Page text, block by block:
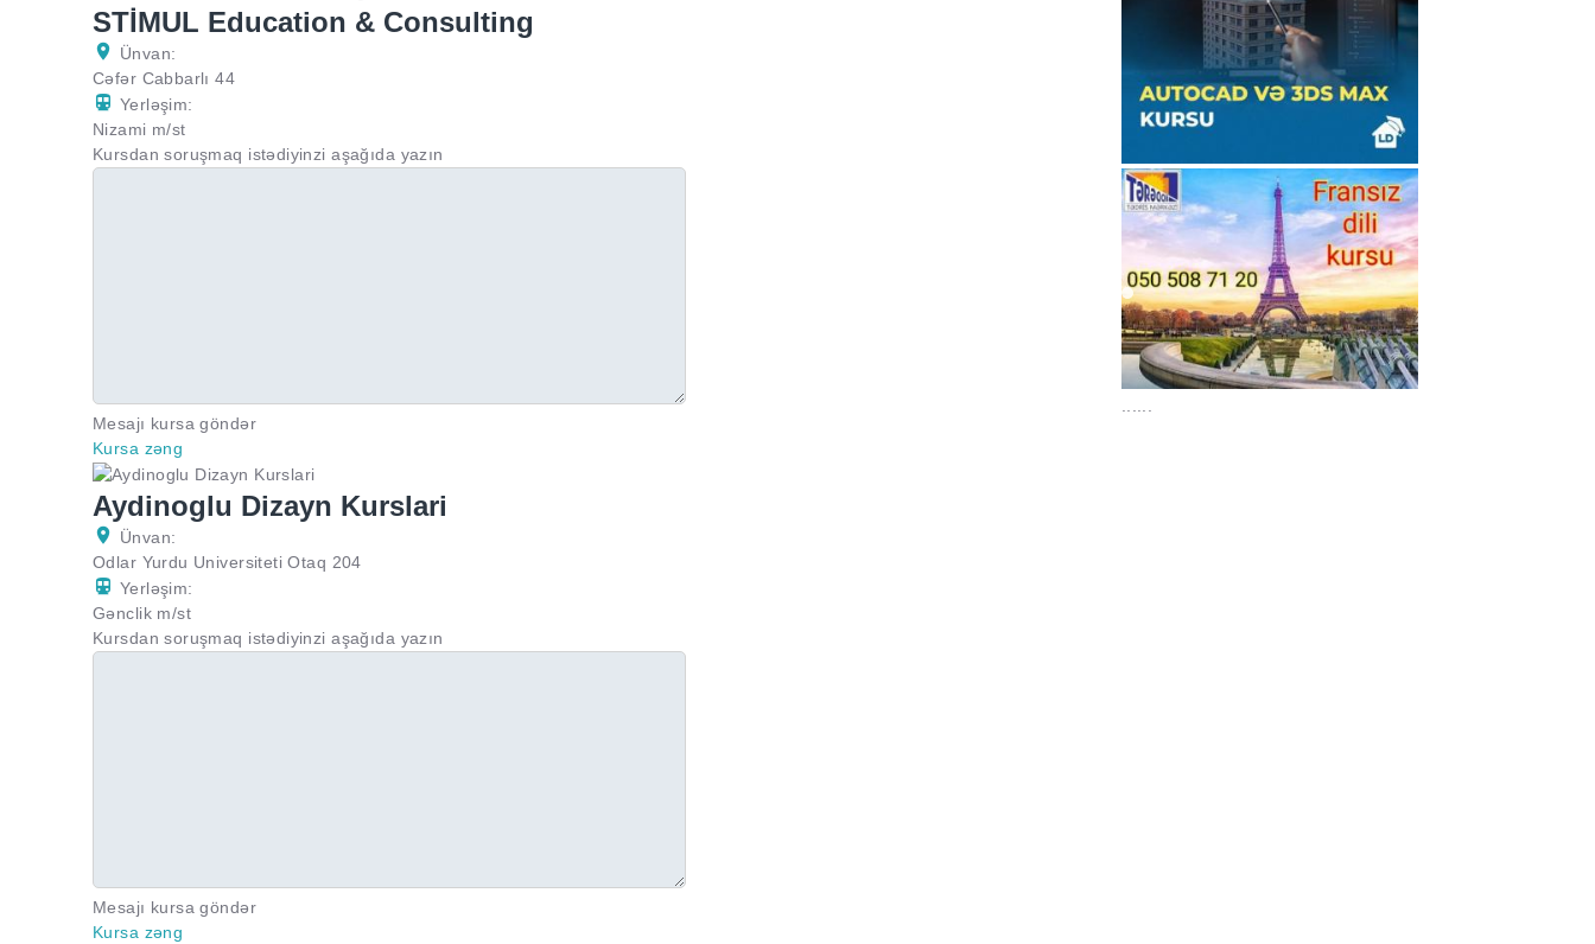
STİMUL Education & Consulting
Ünvan:
Cəfər Cabbarlı 44
Yerləşim:
Nizami m/st
Kursdan soruşmaq istədiyinzi aşağıda yazın
Mesajı kursa göndər
Kursa zəng
Aydinoglu Dizayn Kurslari
Ünvan:
Odlar Yurdu Universiteti Otaq 204
Yerləşim:
Gənclik m/st
Kursdan soruşmaq istədiyinzi aşağıda yazın
Mesajı kursa göndər
Kursa zəng